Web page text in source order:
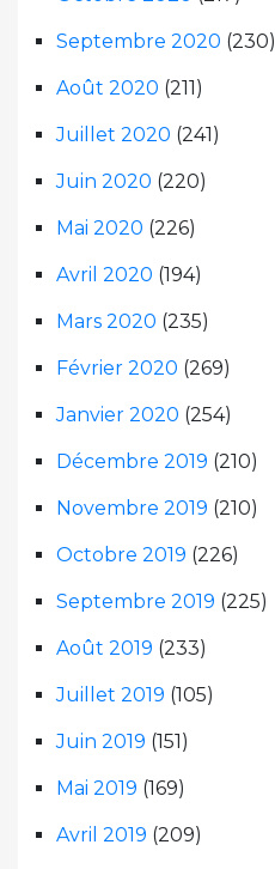
Septembre 2020 (230)
Août 2020 (211)
Juillet 2020 (241)
Juin 2020 (220)
Mai 2020 (226)
Avril 2020 (194)
Mars 2020 (235)
Février 2020 (269)
Janvier 2020 (254)
Décembre 2019 (210)
Novembre 2019 (210)
Octobre 2019 (226)
Septembre 2019 (225)
Août 2019 (233)
Juillet 2019 (105)
Juin 2019 (151)
Mai 2019 (169)
Avril 2019 (209)